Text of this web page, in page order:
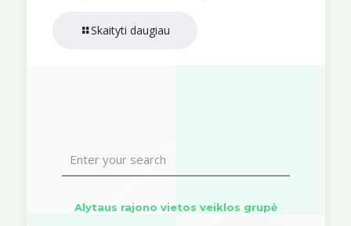
Skaityti daugiau
Alytaus rajono vietos veiklos grupė